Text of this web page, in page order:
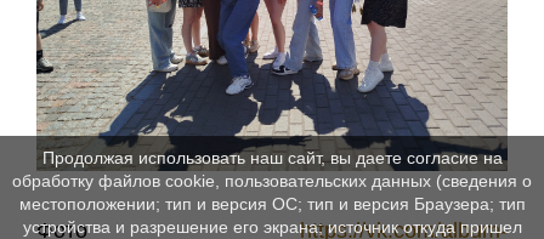
Фотоhttps://vk.com/album-
Продолжая использовать наш сайт, вы даете согласие на
обработку файлов cookie, пользовательских данных (сведения о
местоположении; тип и версия ОС; тип и версия Браузера; тип
устройства и разрешение его экрана; источник откуда пришел